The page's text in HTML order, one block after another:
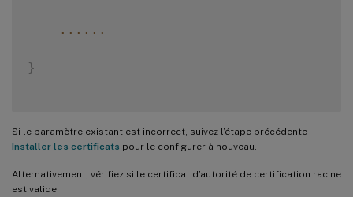
... ...
}
Si le paramètre existant est incorrect, suivez l’étape précédente
Installer les certificats pour le configurer à nouveau.
Alternativement, vérifiez si le certificat d’autorité de certification racine
est valide.